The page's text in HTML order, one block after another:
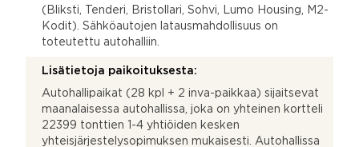
(Bliksti, Tenderi, Bristollari, Sohvi, Lumo Housing, M2-
Kodit). Sähköautojen latausmahdollisuus on
toteutettu autohalliin.
Lisätietoja paikoituksesta:
Autohallipaikat (28 kpl + 2 inva-paikkaa) sijaitsevat
maanalaisessa autohallissa, joka on yhteinen kortteli
22399 tonttien 1-4 yhtiöiden kesken
yhteisjärjestelysopimuksen mukaisesti. Autohallissa